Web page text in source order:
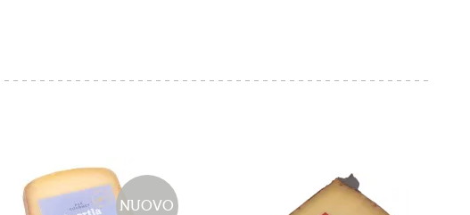
NUOVO